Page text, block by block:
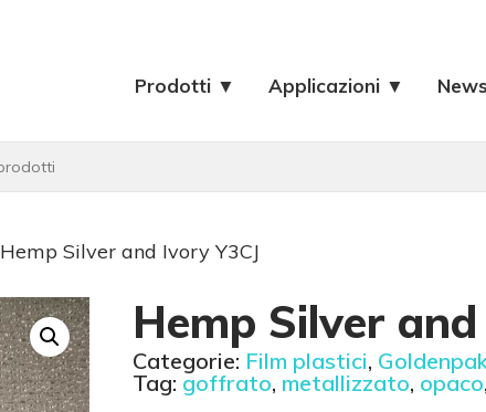
Prodotti ▼ Applicazioni ▼ News
Hemp Silver and Ivory Y3CJ
Hemp Silver
Categorie: Film plastici,
Tag: goffrato, metallizzato, opaco,